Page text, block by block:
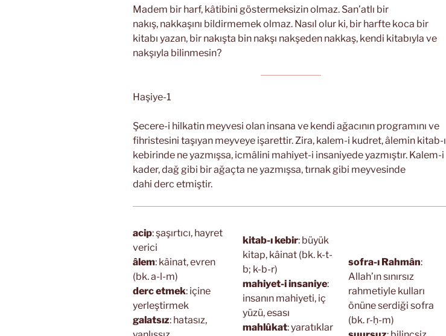
Madem bir harf, kâtibini göstermeksizin olmaz. San’atlı bir
nakış, nakkaşını bildirmemek olmaz. Nasıl olur ki, bir harfte koca bir
kitabı yazan, bir nakışta bin nakşı nakşeden nakkaş, kendi kitabıyla ve
nakşıyla bilinmesin?
Haşiye-1
Şecere-i hilkatin meyvesi olan insana ve kendi ağacının programını ve
fihristesini taşıyan meyveye işarettir. Zira, kalem-i kudret, âlemin kitab-ı
kebirinde ne yazmışsa, icmâlini mahiyet-i insaniyede yazmıştır. Kalem-i
kader, dağ gibi bir ağaçta ne yazmışsa, tırnak gibi meyvesinde
dahi derc etmiştir.
acip: şaşırtıcı, hayret
verici
âlem: kâinat, evren
(bk. a-l-m)
derc etmek: içine
yerleştirmek
galatsız: hatasız,
kitab-ı kebir: büyük
kitap, kâinat (bk. k-t-
b; k-b-r)
mahiyet-i insaniye:
insanın mahiyeti, iç
yüzü, esası
mahlûkat: yaratıklar
sofra-ı Rahmân:
Allah’ın sınırsız
rahmetiyle kulları
önüne serdiği sofra
(bk. r-ḥ-m)